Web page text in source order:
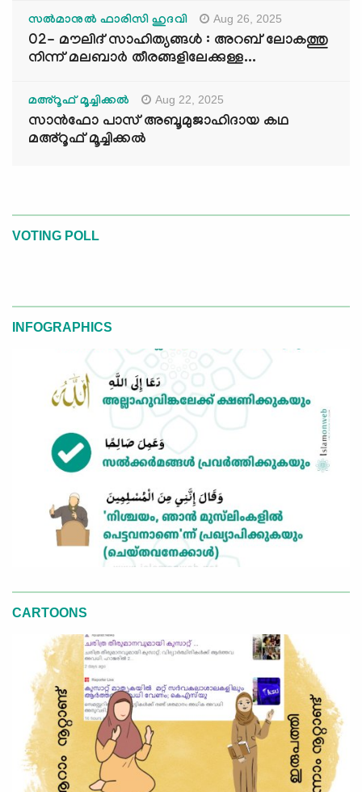
സൽമാനുൽ ഫാരിസി ഹുദവി Aug 26, 2025
02- മൗലിദ് സാഹിത്യങ്ങൾ : അറബ് ലോകത്തു
നിന്ന് മലബാർ തീരങ്ങളിലേക്കുള്ള...
മഅ്റൂഫ് മൂച്ചിക്കല്‍ Aug 22, 2025
സാൻഫോ പാസ് അബൂമുജാഹിദായ കഥ
മഅ്റൂഫ് മൂച്ചിക്കല്‍
VOTING POLL
INFOGRAPHICS
CARTOONS